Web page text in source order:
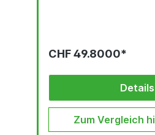
CHF 49.8000*
Details
Zum Vergleich